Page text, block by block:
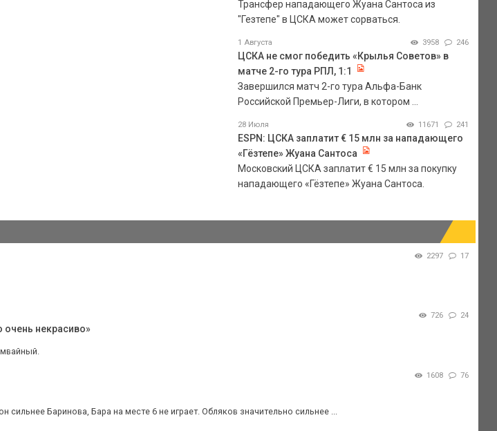
Трансфер нападающего Жуана Сантоса из
"Гезтепе" в ЦСКА может сорваться.
1 Августа 3958 246
ЦСКА не смог победить «Крылья Советов» в
матче 2-го тура РПЛ, 1:1
Завершился матч 2-го тура Альфа-Банк
Российской Премьер-Лиги, в котором ...
28 Июля 11671 241
ESPN: ЦСКА заплатит € 15 млн за нападающего
«Гёзтепе» Жуана Сантоса
Московский ЦСКА заплатит € 15 млн за покупку
нападающего «Гёзтепе» Жуана Сантоса.
2297 17
726 24
некрасиво»
1608 76
сильнее Баринова, Бара на месте 6 не играет. Обляков значительно сильнее ...